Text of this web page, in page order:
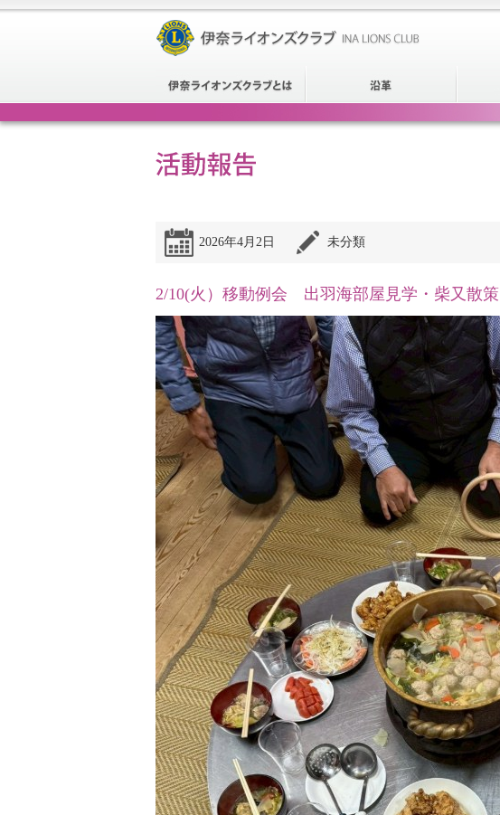
2026年4月2日 未分類
2/10(火）移動例会 出羽海部屋見学・柴又散策